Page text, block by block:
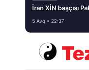
İran XİN başçısı
5 Avq • 22:37